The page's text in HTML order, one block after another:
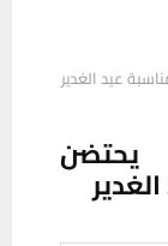
عيد الغدير
يحتضن